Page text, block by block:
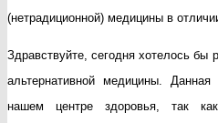
(нетрадиционной) медицины в
Здравствуйте, сегодня хотелось бы
альтернативной медицины.
нашем центре здоровья, так